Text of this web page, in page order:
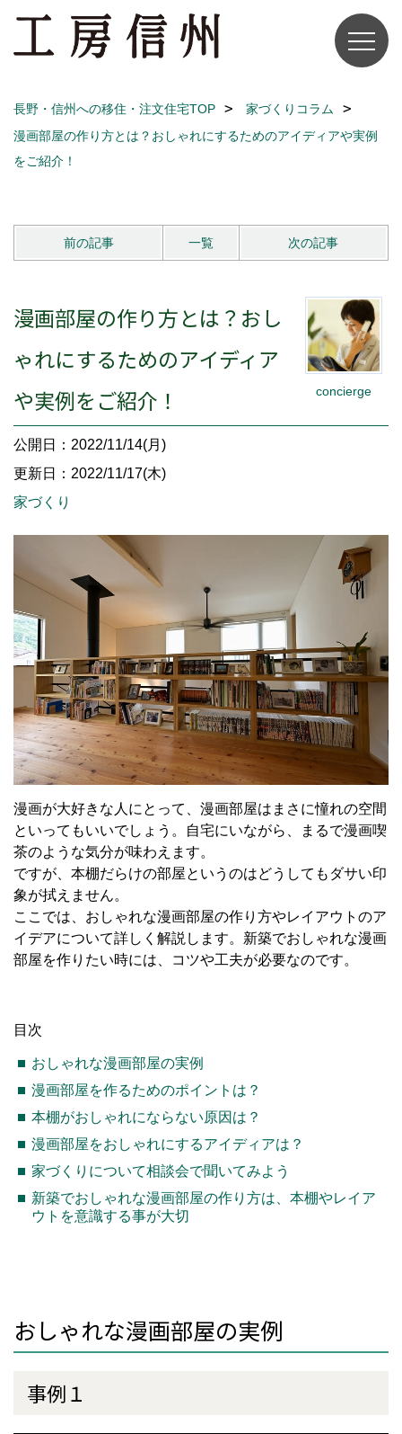
長野・信州への移住・注文住宅TOP
家づくりコラム
漫画部屋の作り方とは？おしゃれにするためのアイディアや実例
をご紹介！
前の記事 一覧 次の記事
concierge
漫画部屋の作り方とは？おし
ゃれにするためのアイディア
や実例をご紹介！
公開日：2022/11/14(月)
更新日：2022/11/17(木)
家づくり
漫画が大好きな人にとって、漫画部屋はまさに憧れの空間
といってもいいでしょう。自宅にいながら、まるで漫画喫
茶のような気分が味わえます。
ですが、本棚だらけの部屋というのはどうしてもダサい印
象が拭えません。
ここでは、おしゃれな漫画部屋の作り方やレイアウトのア
イデアについて詳しく解説します。新築でおしゃれな漫画
部屋を作りたい時には、コツや工夫が必要なのです。
目次
おしゃれな漫画部屋の実例
漫画部屋を作るためのポイントは？
本棚がおしゃれにならない原因は？
漫画部屋をおしゃれにするアイディアは？
家づくりについて相談会で聞いてみよう
新築でおしゃれな漫画部屋の作り方は、本棚やレイア
ウトを意識する事が大切
おしゃれな漫画部屋の実例
事例１